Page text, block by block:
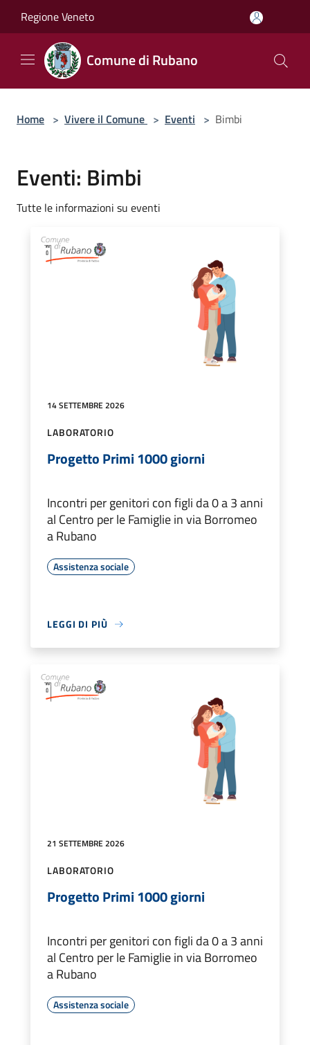
Regione Veneto
Comune di Rubano
Home > Vivere il Comune > Eventi > Bimbi
Eventi: Bimbi
Tutte le informazioni su eventi
14 SETTEMBRE 2026
LABORATORIO
Progetto Primi 1000 giorni
Incontri per genitori con figli da 0 a 3 anni
al Centro per le Famiglie in via Borromeo
a Rubano
Assistenza sociale
LEGGI DI PIÙ
21 SETTEMBRE 2026
LABORATORIO
Progetto Primi 1000 giorni
Incontri per genitori con figli da 0 a 3 anni
al Centro per le Famiglie in via Borromeo
a Rubano
Assistenza sociale